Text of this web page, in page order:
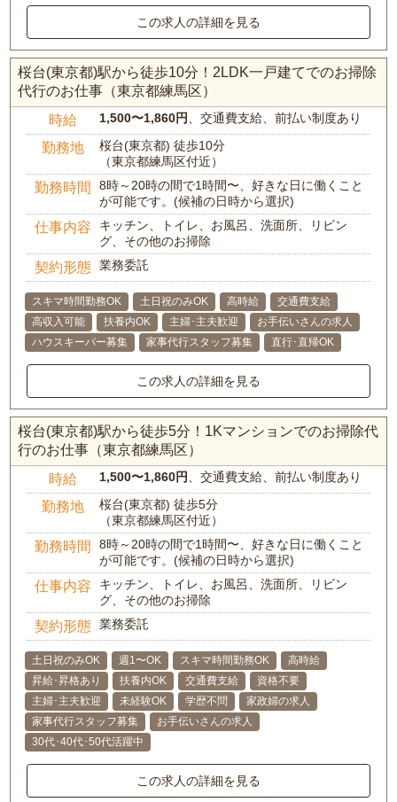
この求人の詳細を見る
桜台(東京都)駅から徒歩10分！2LDK一戸建てでのお掃除
代行のお仕事（東京都練馬区）
時給 1,500〜1,860円、交通費支給、前払い制度あり
勤務地
桜台(東京都) 徒歩10分
（東京都練馬区付近）
勤務時間
8時～20時の間で1時間〜、好きな日に働くこと
が可能です。(候補の日時から選択)
仕事内容
キッチン、トイレ、お風呂、洗面所、リビン
グ、その他のお掃除
契約形態 業務委託
スキマ時間勤務OK 土日祝のみOK 高時給
交通費支給
高収入可能
扶養内OK 主婦･主夫歓迎
お手伝いさんの求人
ハウスキーパー募集
家事代行スタッフ募集 直行･直帰OK
この求人の詳細を見る
桜台(東京都)駅から徒歩5分！1Kマンションでのお掃除代
行のお仕事（東京都練馬区）
時給 1,500〜1,860円、交通費支給、前払い制度あり
勤務地
桜台(東京都) 徒歩5分
（東京都練馬区付近）
勤務時間
8時～20時の間で1時間〜、好きな日に働くこと
が可能です。(候補の日時から選択)
仕事内容
キッチン、トイレ、お風呂、洗面所、リビン
グ、その他のお掃除
契約形態 業務委託
土日祝のみOK 週1〜OK スキマ時間勤務OK
高時給
昇給･昇格あり
扶養内OK 交通費支給
資格不要
主婦･主夫歓迎
未経験OK 学歴不問
家政婦の求人
家事代行スタッフ募集
お手伝いさんの求人
30代･40代･50代活躍中
この求人の詳細を見る